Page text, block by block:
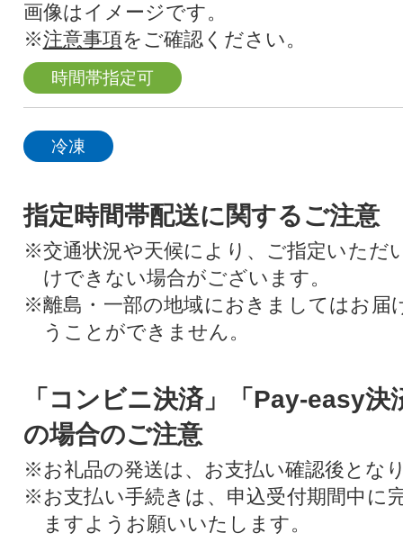
画像はイメージです。
※注意事項をご確認ください。
時間帯指定可
冷凍
指定時間帯配送に関するご注意
※交通状況や天候により、ご指定いただ
けできない場合がございます。
※離島・一部の地域におきましてはお届
うことができません。
「コンビニ決済」「Pay-easy決
の場合のご注意
※お礼品の発送は、お支払い確認後とな
※お支払い手続きは、申込受付期間中に
ますようお願いいたします。